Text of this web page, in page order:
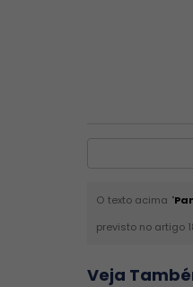
O texto acima "
previsto no artigo
Veja